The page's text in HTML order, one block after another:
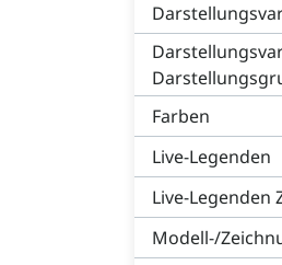
Farben
Live-Legenden
Live-Legenden
Modell-/